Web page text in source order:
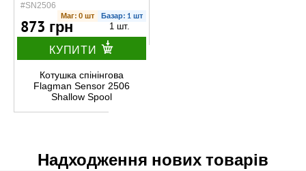
#SN2506
Маг: 0 шт Базар: 1 шт
873 грн 1 шт.
КУПИТИ
Котушка спінінгова
Flagman Sensor 2506
Shallow Spool
Надходження нових товарів